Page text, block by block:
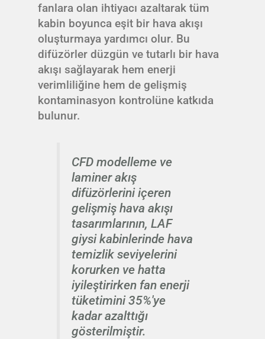
fanlara olan ihtiyacı azaltarak tüm
kabin boyunca eşit bir hava akışı
oluşturmaya yardımcı olur. Bu
difüzörler düzgün ve tutarlı bir hava
akışı sağlayarak hem enerji
verimliliğine hem de gelişmiş
kontaminasyon kontrolüne katkıda
bulunur.
CFD modelleme ve
laminer akış
difüzörlerini içeren
gelişmiş hava akışı
tasarımlarının, LAF
giysi kabinlerinde hava
temizlik seviyelerini
korurken ve hatta
iyileştirirken fan enerji
tüketimini 35%'ye
kadar azalttığı
gösterilmiştir.